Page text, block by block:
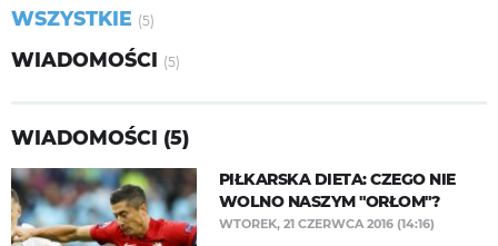
WSZYSTKIE (5)
WIADOMOŚCI (5)
WIADOMOŚCI (5)
PIŁKARSKA DIETA: CZEGO NIE
WOLNO NASZYM "ORŁOM"?
WTOREK, 21 CZERWCA 2016 (14:16)